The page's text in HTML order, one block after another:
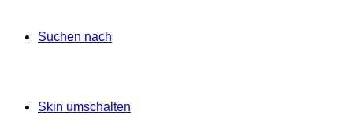
Suchen nach
Skin umschalten